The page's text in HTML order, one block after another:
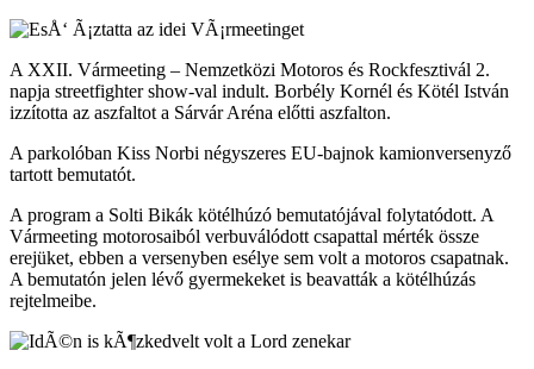
A XXII. Vármeeting – Nemzetközi Motoros és Rockfesztivál 2.
napja streetfighter show-val indult. Borbély Kornél és Kötél István
izzította az aszfaltot a Sárvár Aréna előtti aszfalton.
A parkolóban Kiss Norbi négyszeres EU-bajnok kamionversenyző
tartott bemutatót.
A program a Solti Bikák kötélhúzó bemutatójával folytatódott. A
Vármeeting motorosaiból verbuválódott csapattal mérték össze
erejüket, ebben a versenyben esélye sem volt a motoros csapatnak.
A bemutatón jelen lévő gyermekeket is beavatták a kötélhúzás
rejtelmeibe.